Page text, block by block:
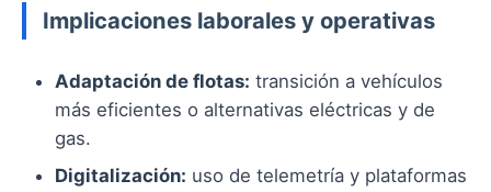
Implicaciones laborales y operativas
Adaptación de flotas: transición a vehículos
más eficientes o alternativas eléctricas y de
gas.
Digitalización: uso de telemetría y plataformas